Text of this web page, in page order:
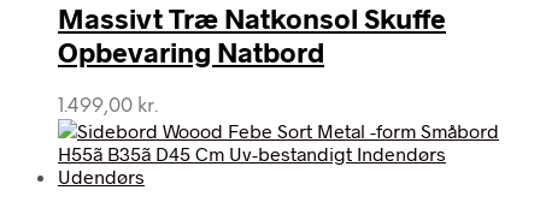
Massivt Træ Natkonsol Skuffe
Opbevaring Natbord
1.499,00 kr.